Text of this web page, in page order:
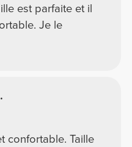
est parfaite et il
Je le
confortable. Taille